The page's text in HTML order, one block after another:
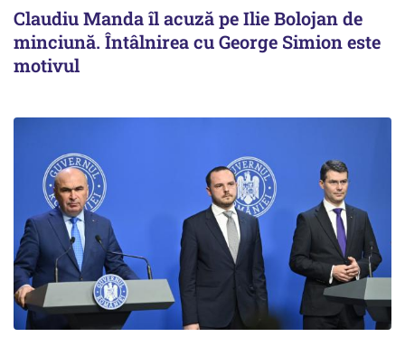
Claudiu Manda îl acuză pe Ilie Bolojan de
minciună. Întâlnirea cu George Simion este
motivul